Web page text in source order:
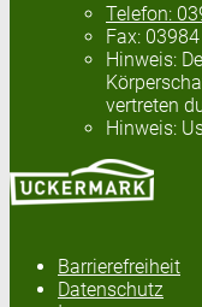
Telefon:
Fax:
Hinweis:
vertreten
Hinweis:
Barrierefreiheit
Datenschutz